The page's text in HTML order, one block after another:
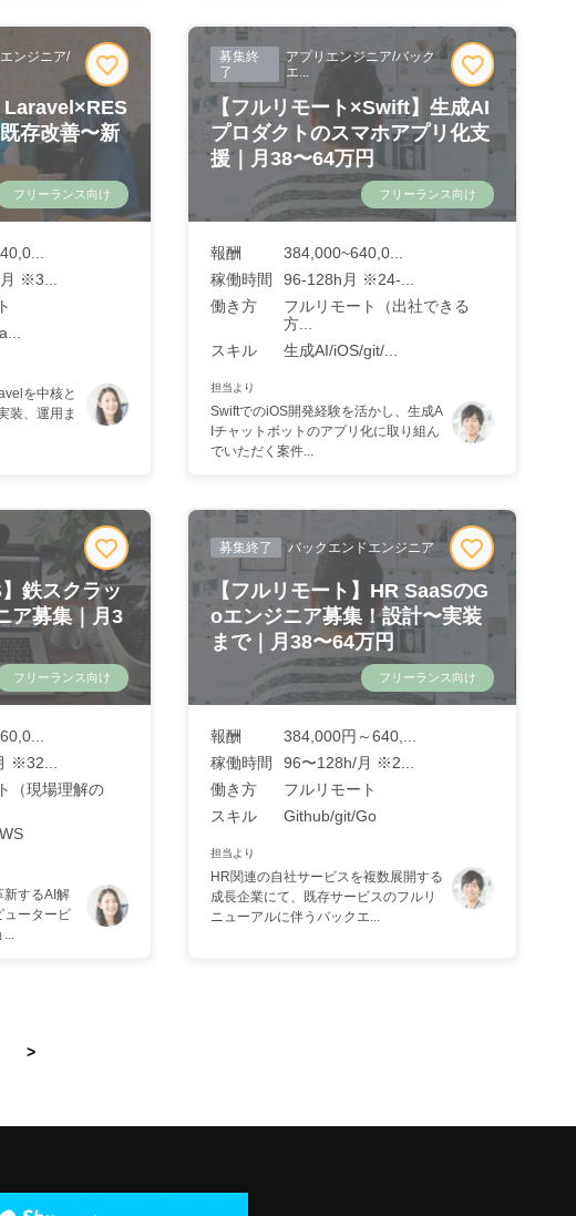
ンジニア/
Laravel×RES
存改善〜新
フリーランス向け
※3...
を中核と
装、運用ま
募集終
了
アプリエンジニア/バック
エ...
【フルリモート×Swift】生成AI
プロダクトのスマホアプリ化支
援｜月38〜64万円
フリーランス向け
報酬
384,000~640,0...
稼働時間
96-128h月 ※24-...
働き方
フルリモート（出社できる
方...
スキル
生成AI/iOS/git/...
担当より
SwiftでのiOS開発経験を活かし、生成A
Iチャットボットのアプリ化に取り組ん
でいただく案件...
】鉄スクラッ
ア募集｜月3
フリーランス向け
※32...
（現場理解の
新するAI解
ュータービ
...
募集終了 バックエンドエンジニア
【フルリモート】HR SaaSのG
oエンジニア募集！設計〜実装
まで｜月38〜64万円
フリーランス向け
報酬
384,000円～640,...
稼働時間
96〜128h/月 ※2...
働き方
フルリモート
スキル
Github/git/Go
担当より
HR関連の自社サービスを複数展開する
成長企業にて、既存サービスのフルリ
ニューアルに伴うバックエ...
>